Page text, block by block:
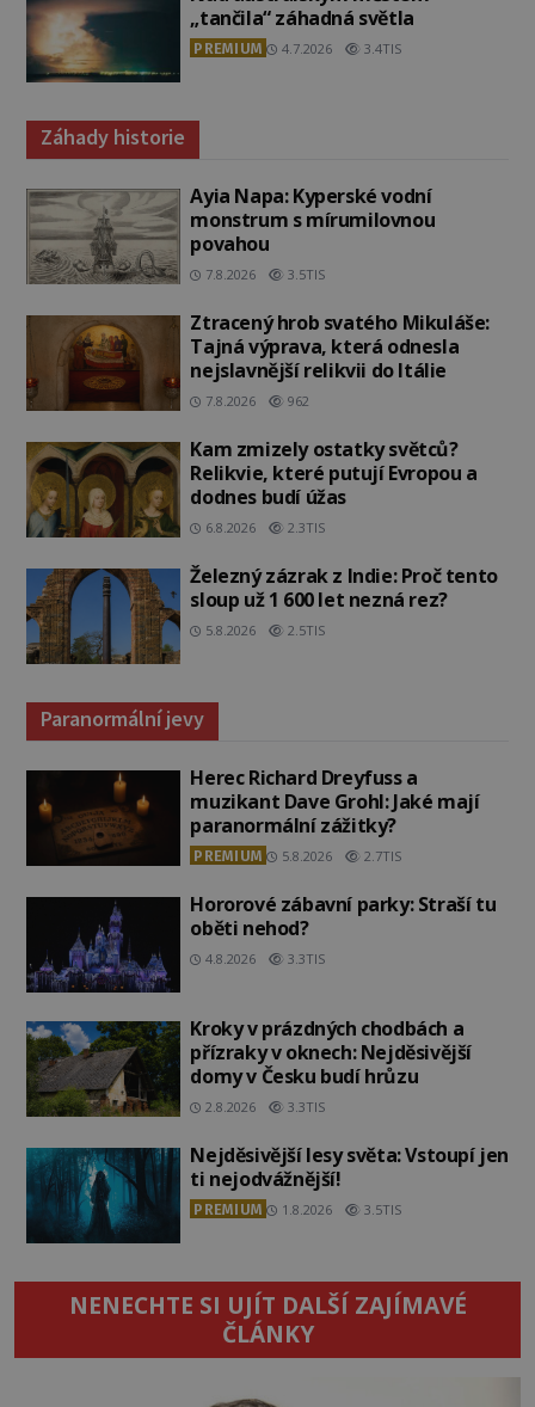
„tančila“ záhadná světla
PREMIUM 4.7.2026 3.4TIS
Záhady historie
Ayia Napa: Kyperské vodní
monstrum s mírumilovnou
povahou
7.8.2026 3.5TIS
Ztracený hrob svatého Mikuláše:
Tajná výprava, která odnesla
nejslavnější relikvii do Itálie
7.8.2026 962
Kam zmizely ostatky světců?
Relikvie, které putují Evropou a
dodnes budí úžas
6.8.2026 2.3TIS
Železný zázrak z Indie: Proč tento
sloup už 1 600 let nezná rez?
5.8.2026 2.5TIS
Paranormální jevy
Herec Richard Dreyfuss a
muzikant Dave Grohl: Jaké mají
paranormální zážitky?
PREMIUM 5.8.2026 2.7TIS
Hororové zábavní parky: Straší tu
oběti nehod?
4.8.2026 3.3TIS
Kroky v prázdných chodbách a
přízraky v oknech: Nejděsivější
domy v Česku budí hrůzu
2.8.2026 3.3TIS
Nejděsivější lesy světa: Vstoupí jen
ti nejodvážnější!
PREMIUM 1.8.2026 3.5TIS
NENECHTE SI UJÍT DALŠÍ ZAJÍMAVÉ
ČLÁNKY